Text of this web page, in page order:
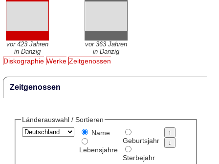
vor 423 Jahren
in Danzig
vor 363 Jahren
in Danzig
Diskographie Werke Zeitgenossen
Zeitgenossen
Länderauswahl / Sortieren
Name
Lebensjahre
Geburtsjahr
Sterbejahr